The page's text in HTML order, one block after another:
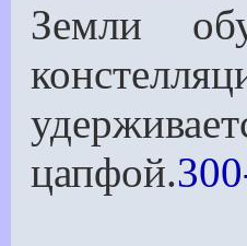
Земли
цапфой.